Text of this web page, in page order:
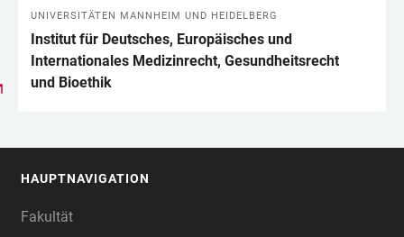
UNIVERSITÄTEN MANNHEIM UND HEIDELBERG
Institut für Deutsches, Europäisches und
Internationales Medizinrecht, Gesundheits­recht
und Bioethik
HAUPTNAVIGATION
Fakultät